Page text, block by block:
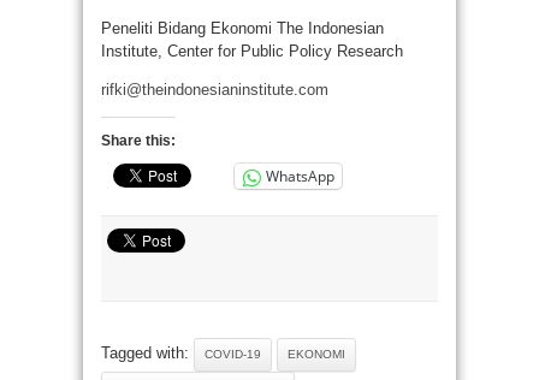
Peneliti Bidang Ekonomi The Indonesian
Institute, Center for Public Policy Research
rifki@theindonesianinstitute.com
Share this:
WhatsApp
Tagged with: COVID-19 EKONOMI